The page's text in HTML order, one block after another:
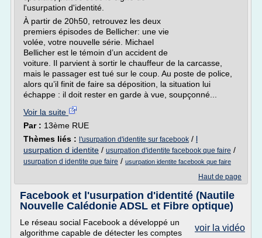
l'usurpation d'identité.
À partir de 20h50, retrouvez les deux
premiers épisodes de Bellicher: une vie
volée, votre nouvelle série. Michael
Bellicher est le témoin d’un accident de
voiture. Il parvient à sortir le chauffeur de la carcasse,
mais le passager est tué sur le coup. Au poste de police,
alors qu’il finit de faire sa déposition, la situation lui
échappe : il doit rester en garde à vue, soupçonné...
Voir la suite
Par : 13ème RUE
Thèmes liés : l'usurpation d'identite sur facebook / l
usurpation d identite / usurpation d'identite facebook que faire /
usurpation d identite que faire / usurpation identite facebook que faire
Haut de page
Facebook et l'usurpation d'identité (Nautile
Nouvelle Calédonie ADSL et Fibre optique)
voir la vidéo
Le réseau social Facebook a développé un
algorithme capable de détecter les comptes